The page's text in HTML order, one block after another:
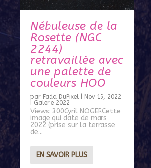
Nébuleuse de la
Rosette (NGC
2244)
retravaillée avec
une palette de
couleurs HOO
par Fada DuPixel
Nov 15, 2022
Galerie 2022
Views: 300Cyril NOGERCette
image qui date de mars
2022 (prise sur la terrasse
de...
EN SAVOIR PLUS